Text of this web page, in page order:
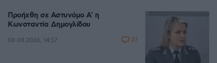
Προήχθη σε Αστυνόμο Α' η
Κωνσταντία Δημογλίδου
08.08.2026, 14:57 27